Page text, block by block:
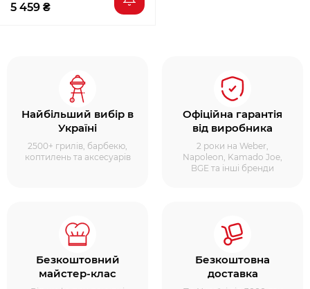
5 459 ₴
Найбільший вибір в
Україні
2500+ грилів, барбекю,
коптилень та аксесуарів
Офіційна гарантія
від виробника
2 роки на Weber,
Napoleon, Kamado Joe,
BGE та інші бренди
Безкоштовний
майстер-клас
Безкоштовна
доставка